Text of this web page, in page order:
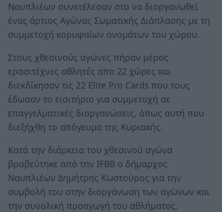
Ναυπλιέων συνετέλεσαν στο να διοργανωθεί
ένας άρτιος Αγώνας Σωματικής Διάπλασης με τη
συμμετοχή κορυφαίων ονομάτων του χώρου.
Στους χθεσινούς αγώνες πήραν μέρος
ερασιτέχνες αθλητές απο 22 χώρες και
διεκδίκησαν τις 22 Elite Pro Cards που τους
έδωσαν το εισιτήριο για συμμετοχή σε
επαγγελματικές διοργανώσεις, όπως αυτή που
διεξήχθη το απόγευμα της Κυριακής.
Κατά την διάρκεια του χθεσινού αγώνα
βραβεύτηκε από την IFBB ο δήμαρχος
Ναυπλιέων Δημήτρης Κωστούρος για την
συμβολή του στην διοργάνωση των αγώνων και
την συνολική προαγωγή του αθλήματος.